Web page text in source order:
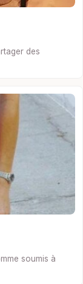
des
soumis à